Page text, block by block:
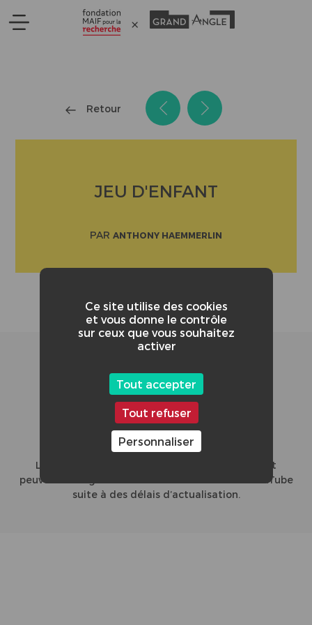
Retour
JEU D'ENFANT
PAR ANTHONY HAEMMERLIN
4/4
CLASSEMENT GLOBAL DE LA VIDÉO :
L'affichage du nombre de vues et le classement
peuvent diverger entre le site du concours et YouTube
suite à des délais d’actualisation.
Ce site utilise des cookies
et vous donne le contrôle
sur ceux que vous souhaitez
activer
Tout accepter
Tout refuser
Personnaliser